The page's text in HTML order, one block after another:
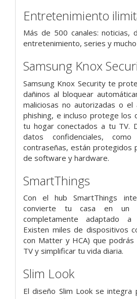
Entretenimiento
Más de 500 canales: noticias,
entretenimiento, series y mucho
Samsung Knox
Samsung Knox Security te
dañinos al bloquear
maliciosas no autorizadas o
phishing, e incluso protege los
tu hogar conectados a tu TV.
datos confidenciales,
contraseñas, están protegidos
de software y hardware.
SmartThings
Con el hub SmartThings
convierte tu casa en un
completamente adaptado a
Existen miles de dispositivos
con Matter y HCA) que
TV y simplificar tu vida diaria.
Slim Look
El diseño Slim Look se integra